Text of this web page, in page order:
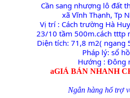
Cần sang nhượng lô đất
xã Vĩnh Thạnh, Tp
Vị trí : Cách trường Hà
23/10 tầm 500m.cách tttp
Diện tích: 71,8 m2( ngang
Pháp lý: sổ
Hướng : Đông
aGIÁ BÁN NHANH
Ngân hàng hổ trợ